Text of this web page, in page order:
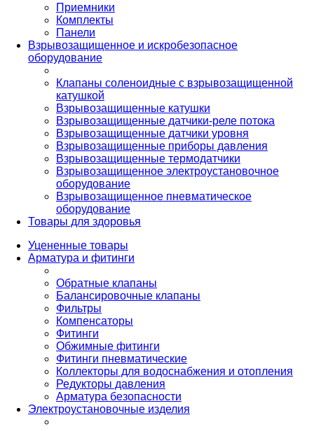
Приемники
Комплекты
Панели
Взрывозащищенное и искробезопасное
оборудование
Клапаны соленоидные с взрывозащищенной
катушкой
Взрывозащищенные катушки
Взрывозащищенные датчики-реле потока
Взрывозащищенные датчики уровня
Взрывозащищенные приборы давления
Взрывозащищенные термодатчики
Взрывозащищенное электроустановочное
оборудование
Взрывозащищенное пневматическое
оборудование
Товары для здоровья
Уцененные товары
Арматура и фитинги
Обратные клапаны
Балансировочные клапаны
Фильтры
Компенсаторы
Фитинги
Обжимные фитинги
Фитинги пневматические
Коллекторы для водоснабжения и отопления
Редукторы давления
Арматура безопасности
Электроустановочные изделия